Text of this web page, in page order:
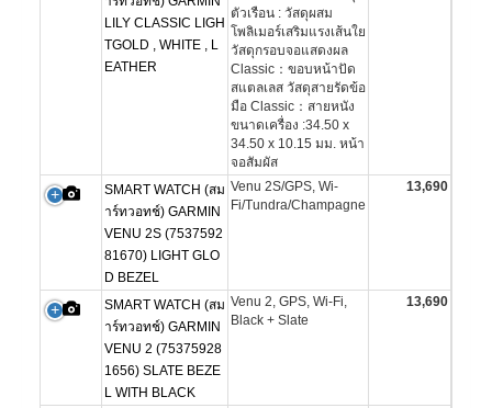
LILY CLASSIC LIGH
TGOLD , WHITE , L
EATHER
ตัวเรือน : วัสดุผสม
โพลิเมอร์เสริมแรงเส้นใย
วัสดุกรอบจอแสดงผล
Classic：ขอบหน้าปัด
สแตลเลส วัสดุสายรัดข้อ
มือ Classic：สายหนัง
ขนาดเครื่อง :34.50 x
34.50 x 10.15 มม. หน้า
จอสัมผัส
SMART WATCH (สม
าร์ทวอทช์) GARMIN
VENU 2S (7537592
81670) LIGHT GLO
D BEZEL
Venu 2S/GPS, Wi-
Fi/Tundra/Champagne
13,690
SMART WATCH (สม
าร์ทวอทช์) GARMIN
VENU 2 (75375928
1656) SLATE BEZE
L WITH BLACK
Venu 2, GPS, Wi-Fi,
Black + Slate
13,690